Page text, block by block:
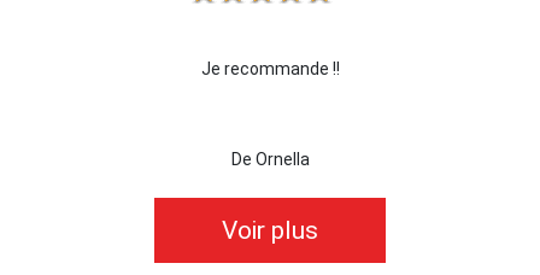
Je recommande !!
De Ornella
Voir plus